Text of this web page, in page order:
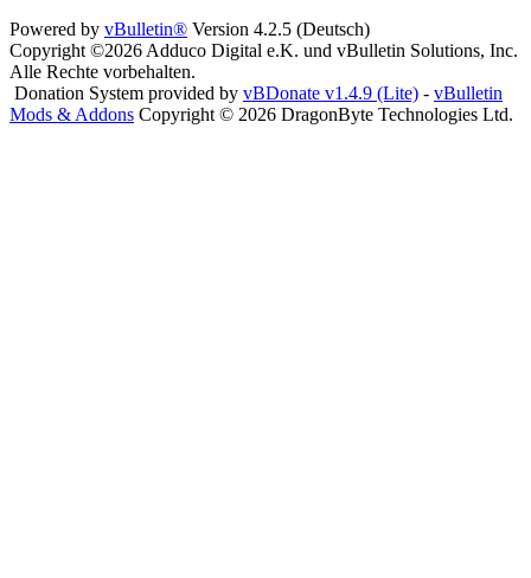
Powered by vBulletin® Version 4.2.5 (Deutsch)
Copyright ©2026 Adduco Digital e.K. und vBulletin Solutions, Inc.
Alle Rechte vorbehalten.
Donation System provided by vBDonate v1.4.9 (Lite) - vBulletin
Mods & Addons Copyright © 2026 DragonByte Technologies Ltd.